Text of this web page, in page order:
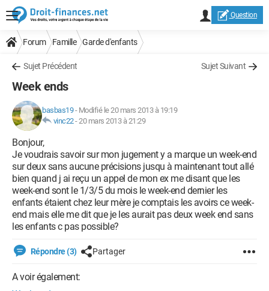
Question
Forum Famille Garde d'enfants
Sujet Précédent Sujet Suivant
Week ends
basbas19- Modifié le 20 mars 2013 à 19:19
vinc22-20 mars 2013 à 21:29
Bonjour,
Je voudrais savoir sur mon jugement y a marque un week-end
sur deux sans aucune précisions jusqu à maintenant tout allé
bien quand j ai reçu un appel de mon ex me disant que les
week-end sont le 1/3/5 du mois le week-end dernier les
enfants étaient chez leur mère je comptais les avoirs ce week-
end mais elle me dit que je les aurait pas deux week end sans
les enfants c pas possible?
Répondre (3) Partager
A voir également: